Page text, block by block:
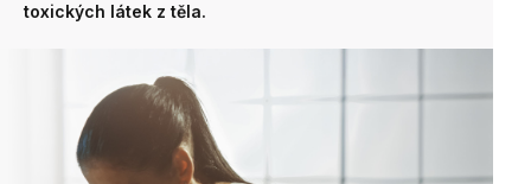
toxických látek z těla.